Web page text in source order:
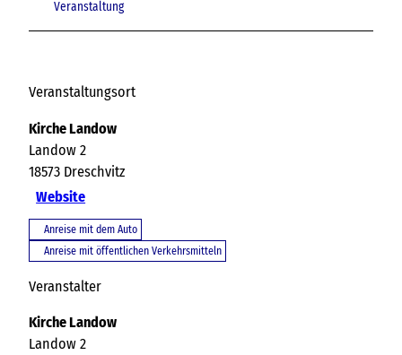
Veranstaltung
Veranstaltungsort
Kirche Landow
Landow 2
18573 Dreschvitz
Website
Anreise mit dem Auto
Anreise mit öffentlichen Verkehrsmitteln
Veranstalter
Kirche Landow
Landow 2